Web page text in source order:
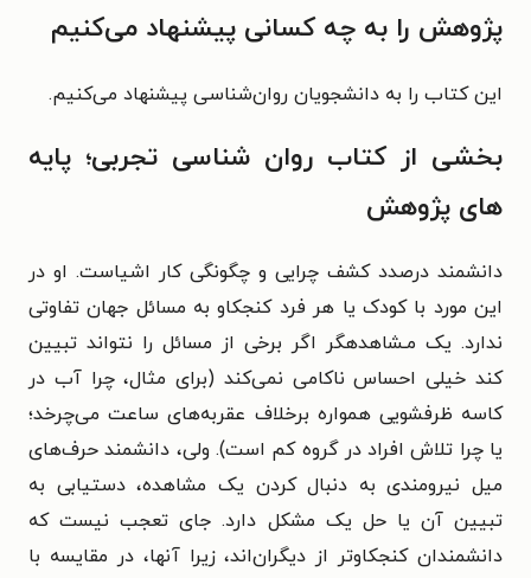
پژوهش را به چه کسانی پیشنهاد می‌کنیم
این کتاب را به دانشجویان روان‌شناسی پیشنهاد می‌کنیم.
بخشی از کتاب روان شناسی تجربی؛ پایه
های پژوهش
دانشمند درصدد کشف چرایی و چگونگی کار اشیاست. او در
این مورد با کودک یا هر فرد کنجکاو به مسائل جهان تفاوتی
ندارد. یک مـشاهدهگر اگر برخی از مسائل را نتواند تبیین
کند خیلی احساس ناکامی نمی‌کند (برای مثال، چرا آب در
کاسه ظرفشویی همواره برخلاف عقربه‌های ساعت می‌چرخد؛
یا چرا تلاش افراد در گروه کم است). ولی، دانشمند حرف‌های
میل نیرومندی به دنبال کردن یک مشاهده، دستیابی به
تبیین آن یا حل یک مشکل دارد. جای تعجب نیست که
دانشمندان کنجکاوتر از دیگران‌اند، زیرا آنها، در مقایسه با